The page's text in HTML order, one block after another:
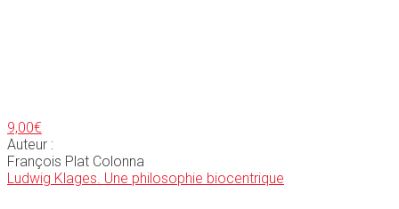
9,00€
Auteur :
François Plat Colonna
Ludwig Klages. Une philosophie biocentrique